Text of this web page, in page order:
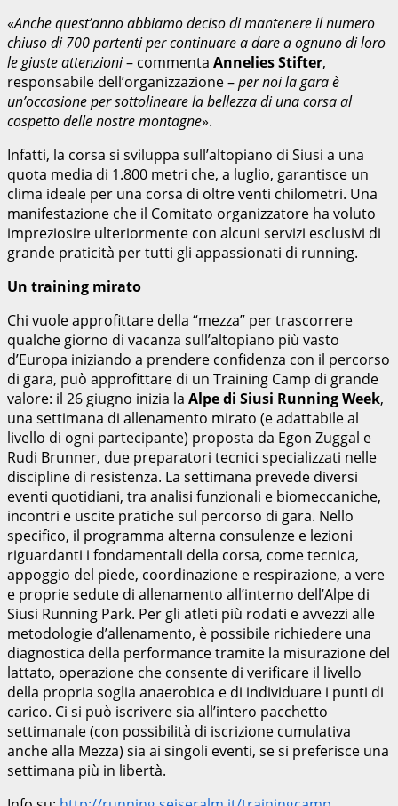
«Anche quest’anno abbiamo deciso di mantenere il numero
chiuso di 700 partenti per continuare a dare a ognuno di loro
le giuste attenzioni– commenta Annelies Stifter,
responsabile dell’organizzazione –per noi la gara è
un’occasione per sottolineare la bellezza di una corsa al
cospetto delle nostre montagne».
Infatti, la corsa si sviluppa sull’altopiano di Siusi a una
quota media di 1.800 metri che, a luglio, garantisce un
clima ideale per una corsa di oltre venti chilometri. Una
manifestazione che il Comitato organizzatore ha voluto
impreziosire ulteriormente con alcuni servizi esclusivi di
grande praticità per tutti gli appassionati di running.
Un training mirato
Chi vuole approfittare della “mezza” per trascorrere
qualche giorno di vacanza sull’altopiano più vasto
d’Europa iniziando a prendere confidenza con il percorso
di gara, può approfittare di un Training Camp di grande
valore: il 26 giugno inizia la Alpe di Siusi Running Week,
una settimana di allenamento mirato (e adattabile al
livello di ogni partecipante) proposta da Egon Zuggal e
Rudi Brunner, due preparatori tecnici specializzati nelle
discipline di resistenza. La settimana prevede diversi
eventi quotidiani, tra analisi funzionali e biomeccaniche,
incontri e uscite pratiche sul percorso di gara. Nello
specifico, il programma alterna consulenze e lezioni
riguardanti i fondamentali della corsa, come tecnica,
appoggio del piede, coordinazione e respirazione, a vere
e proprie sedute di allenamento all’interno dell’Alpe di
Siusi Running Park. Per gli atleti più rodati e avvezzi alle
metodologie d’allenamento, è possibile richiedere una
diagnostica della performance tramite la misurazione del
lattato, operazione che consente di verificare il livello
della propria soglia anaerobica e di individuare i punti di
carico. Ci si può iscrivere sia all’intero pacchetto
settimanale (con possibilità di iscrizione cumulativa
anche alla Mezza) sia ai singoli eventi, se si preferisce una
settimana più in libertà.